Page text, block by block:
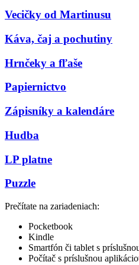
Vecičky od Martinusu
Káva, čaj a pochutiny
Hrnčeky a fľaše
Papiernictvo
Zápisníky a kalendáre
Hudba
LP platne
Puzzle
Prečítate na zariadeniach:
Pocketbook
Kindle
Smartfón či tablet s
Počítač s príslušnou